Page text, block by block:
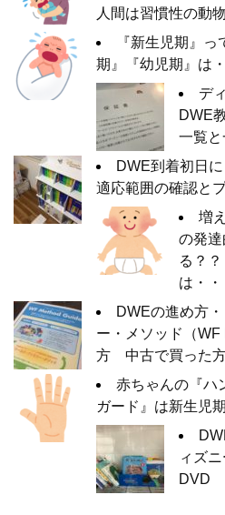
人間は習慣性の動
『新生児期』
期』『幼児期』は
デ
DWE
一覧と
DWE到着初日
適応範囲の確認と
増
の発
る？
は・・
DWEの進め方
ー・メソッド（
方 中古で買った方
赤ちゃんの『ハ
ガード』は新生児
ィズ
DVD